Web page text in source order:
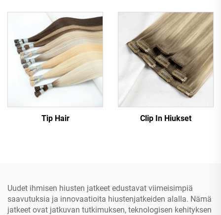
Tip Hair Clip In Hiukset
Uudet ihmisen hiusten jatkeet edustavat viimeisimpiä
saavutuksia ja innovaatioita hiustenjatkeiden alalla. Nämä
jatkeet ovat jatkuvan tutkimuksen, teknologisen kehityksen